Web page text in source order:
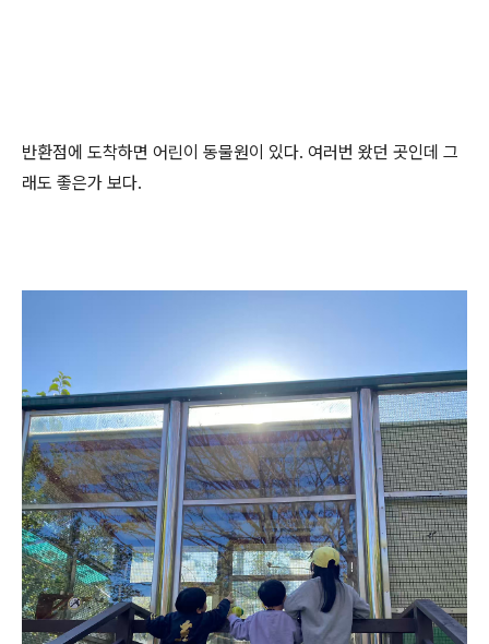
반환점에 도착하면 어린이 동물원이 있다. 여러번 왔던 곳인데 그
래도 좋은가 보다.